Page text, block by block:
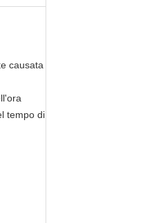
causata
tempo di